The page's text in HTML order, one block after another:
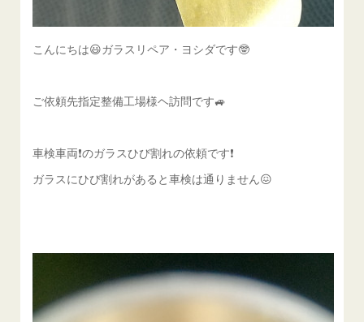
こんにちは😃ガラスリペア・ヨシダです🤓
ご依頼先指定整備工場様ヘ訪問です🚙
車検車両❗️のガラスひび割れの依頼です❗️
ガラスにひび割れがあると車検は通りません😖